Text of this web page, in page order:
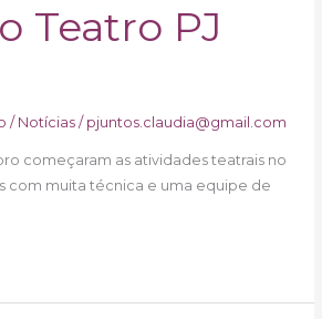
Teatro PJ
/ Notícias/ pjuntos.claudia@gmail.com
começaram as atividades teatrais no
com muita técnica e uma equipe de